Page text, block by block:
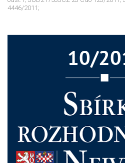
4446/2011;